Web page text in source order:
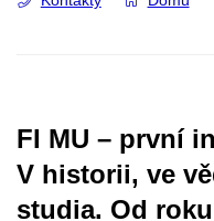
FI MU – první
V historii, ve
studia. Od